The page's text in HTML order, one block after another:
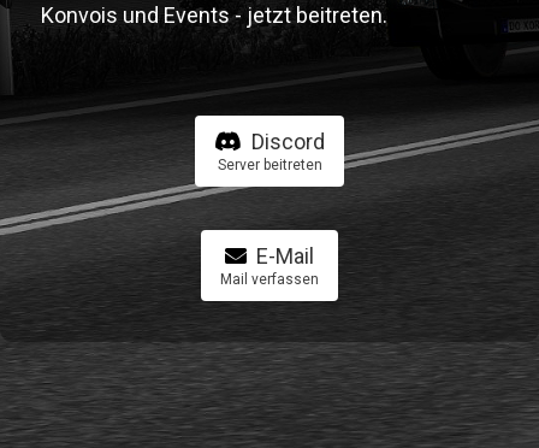
Konvois und Events - jetzt beitreten.
Discord
Server beitreten
E-Mail
Mail verfassen